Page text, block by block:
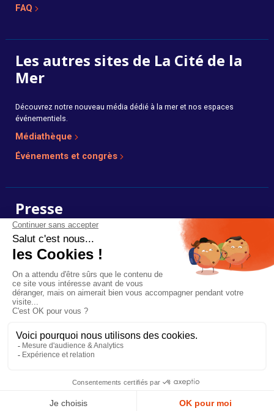
FAQ
Les autres sites de La Cité de la
Mer
Découvrez notre nouveau média dédié à la mer et nos espaces
événementiels.
Médiathèque
Événements et congrès
Presse
Photos, dossiers et communiqués de presse en ligne.
Voir l’espace presse
conditions d'utilisation
de Google s'appliquent.